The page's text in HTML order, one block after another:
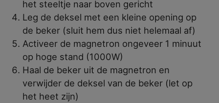
het steeltje naar boven gericht
Leg de deksel met een kleine opening op
de beker (sluit hem dus niet helemaal af)
Activeer de magnetron ongeveer 1 minuut
op hoge stand (1000W)
Haal de beker uit de magnetron en
verwijder de deksel van de beker (let op
het heet zijn)